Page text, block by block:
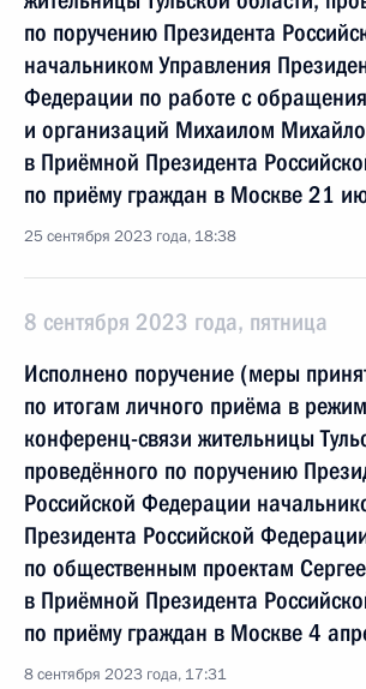
по поручению Президента
начальником Управления
Федерации по работе с
и организаций Михаилом
в Приёмной Президента
по приёму граждан в Москве 21
25 сентября 2023 года, 18:38
8 сентября 2023 года, пятница
Исполнено поручение (меры
по итогам личного приёма в
конференц-связи жительницы
проведённого по поручению
Российской Федерации
Президента Российской
по общественным проектам
в Приёмной Президента
по приёму граждан в Москве 4
8 сентября 2023 года, 17:31